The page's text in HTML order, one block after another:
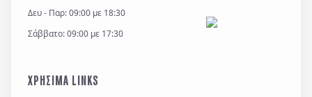
Δευ - Παρ: 09:00 με 18:30
Σάββατο: 09:00 με 17:30
ΧΡΗΣΙΜΑ LINKS